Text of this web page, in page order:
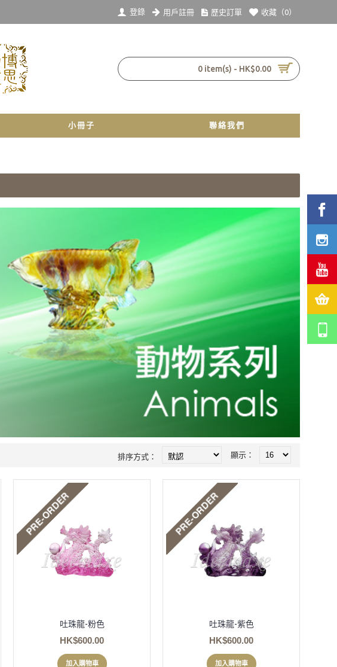
登錄 用戶註冊 歷史訂單 收藏（0）
0 item(s) - HK$0.00
小冊子 聯絡我們
顯示：
排序方式：
吐珠龍-粉色
HK$600.00
加入購物車
吐珠龍-紫色
HK$600.00
加入購物車